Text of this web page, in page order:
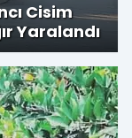
Cisim
Yaralandı